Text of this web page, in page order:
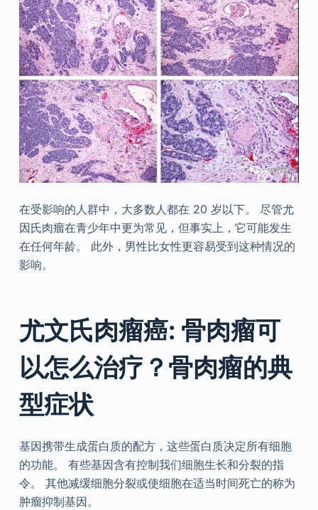
在受影响的人群中，大多数人都在 20 岁以下。 尽管尤
因氏肉瘤在青少年中更为常见，但事实上，它可能发生
在任何年龄。 此外，男性比女性更容易受到这种情况的
影响。
尤文氏肉瘤癌: 骨肉瘤可
以怎么治疗？骨肉瘤的典
型症状
基因携带生成蛋白质的配方，这些蛋白质决定所有细胞
的功能。 有些基因含有控制我们细胞生长和分裂的指
令。 其他减缓细胞分裂或使细胞在适当时间死亡的称为
肿瘤抑制基因。